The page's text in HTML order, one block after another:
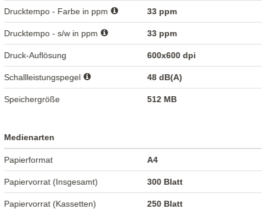
Drucktempo - Farbe in ppm 33 ppm
Drucktempo - s/w in ppm 33 ppm
Druck-Auflösung 600x600 dpi
Schallleistungspegel 48 dB(A)
Speichergröße 512 MB
Medienarten
Papierformat A4
Papiervorrat (Insgesamt) 300 Blatt
Papiervorrat (Kassetten) 250 Blatt